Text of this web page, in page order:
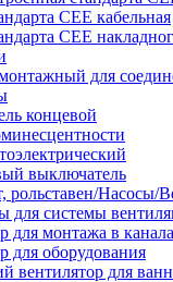
СЕЕ кабельная
СЕЕ
для
концевой
выключатель
рольставен/Насосы/
для системы
для монтажа в
для оборудования
вентилятор для